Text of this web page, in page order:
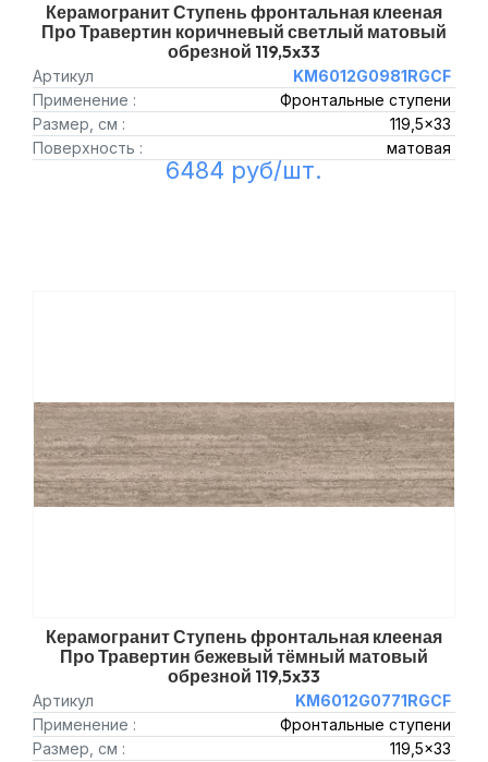
Керамогранит Ступень фронтальная клееная
Про Травертин коричневый светлый матовый
обрезной 119,5x33
Артикул
KM6012G0981RGCF
Применение :
Фронтальные ступени
Размер, см :
119,5x33
Поверхность :
матовая
6484 руб/шт.
Керамогранит Ступень фронтальная клееная
Про Травертин бежевый тёмный матовый
обрезной 119,5x33
Артикул
KM6012G0771RGCF
Применение :
Фронтальные ступени
Размер, см :
119,5x33